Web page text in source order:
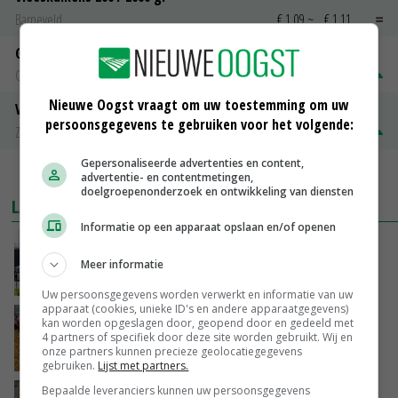
Barneveld
€ 1,09~ € 1,11
Gerst
Groningen
€ 197,00
Volle melkpoeder
Zuivel NL
€ 345,00 € 20,00
MEER MARKTPRIJZEN
LAATSTE NIEUWS
juni
Frans onderzoekcentrum bestrijkt hele
varkensvleesketen
GISTEREN, 15:29
Nieuwe Oogst vraagt om uw toestemming om uw
persoonsgegevens te gebruiken voor het volgende:
Gepersonaliseerde advertenties en content,
advertentie- en contentmetingen,
doelgroepenonderzoek en ontwikkeling van diensten
Informatie op een apparaat opslaan en/of openen
Meer informatie
Uw persoonsgegevens worden verwerkt en informatie van uw
apparaat (cookies, unieke ID's en andere apparaatgegevens)
kan worden opgeslagen door, geopend door en gedeeld met
4 partners of specifiek door deze site worden gebruikt. Wij en
onze partners kunnen precieze geolocatiegegevens
gebruiken. Lijst met partners.
Bepaalde leveranciers kunnen uw persoonsgegevens